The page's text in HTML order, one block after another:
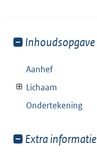
Toon
van:
Inhoudsopgave
Aanhef
Lichaam
Ondertekening
Toon
Extra informatie